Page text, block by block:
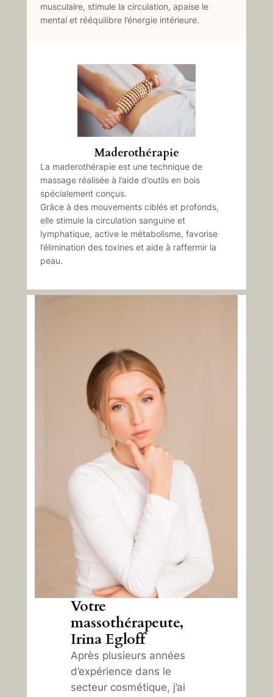
musculaire, stimule la circulation, apaise le
mental et rééquilibre l’énergie intérieure.
Maderothérapie
La maderothérapie est une technique de
massage réalisée à l’aide d’outils en bois
spécialement conçus.
Grâce à des mouvements ciblés et profonds,
elle stimule la circulation sanguine et
lymphatique, active le métabolisme, favorise
l’élimination des toxines et aide à raffermir la
peau.
Votre
massothérapeute,
Irina Egloff
Après plusieurs années
d’expérience dans le
secteur cosmétique, j’ai